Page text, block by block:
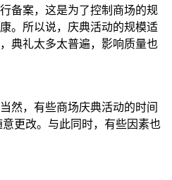
备案，这是为了控制商场的规
。所以说，庆典活动的规模适
典礼太多太普遍，影响质量也
然，有些商场庆典活动的时间
更改。与此同时，有些因素也